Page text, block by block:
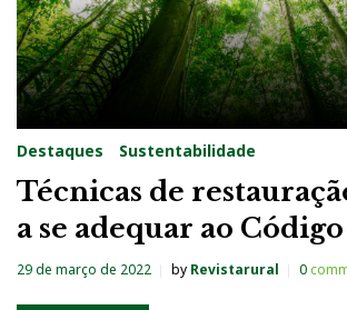
Destaques Sustentabilidade
Técnicas de
a se adequar ao
29 de março de 2022 by Revistarural 0